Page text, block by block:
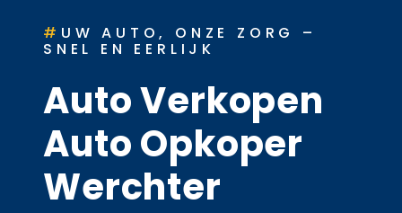
# UW AUTO, ONZE ZORG –
SNEL EN EERLIJK
Auto Verkopen
Auto Opkoper
Werchter